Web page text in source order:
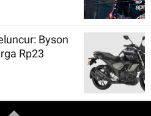
Byson
Rp23